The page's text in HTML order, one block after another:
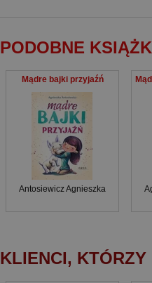
PODOBNE
Mądre bajki przyjaźń
Antosiewicz Agnieszka
KLIENCI,